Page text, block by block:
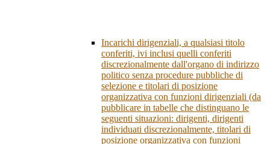
Incarichi dirigenziali, a qualsiasi titolo
conferiti, ivi inclusi quelli conferiti
discrezionalmente dall'organo di indirizzo
politico senza procedure pubbliche di
selezione e titolari di posizione
organizzativa con funzioni dirigenziali (da
pubblicare in tabelle che distinguano le
seguenti situazioni: dirigenti, dirigenti
individuati discrezionalmente, titolari di
posizione organizzativa con funzioni